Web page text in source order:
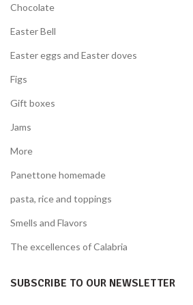
Chocolate
Easter Bell
Easter eggs and Easter doves
Figs
Gift boxes
Jams
More
Panettone homemade
pasta, rice and toppings
Smells and Flavors
The excellences of Calabria
SUBSCRIBE TO OUR NEWSLETTER